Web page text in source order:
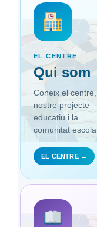
EL CENTRE
Qui som
Coneix el
nostre projecte
educatiu i la
comunitat
EL CENTRE →